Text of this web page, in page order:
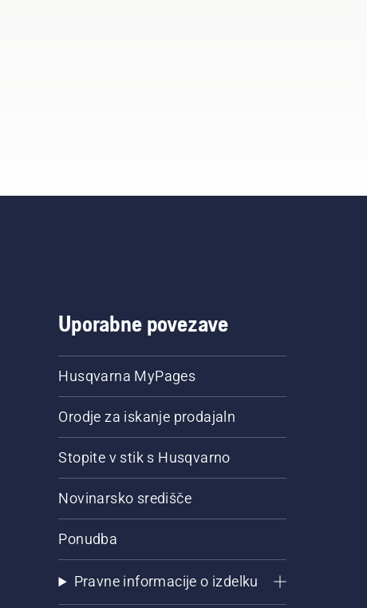
Uporabne povezave
Husqvarna MyPages
Orodje za iskanje prodajaln
Stopite v stik s Husqvarno
Novinarsko središče
Ponudba
Pravne informacije o izdelku